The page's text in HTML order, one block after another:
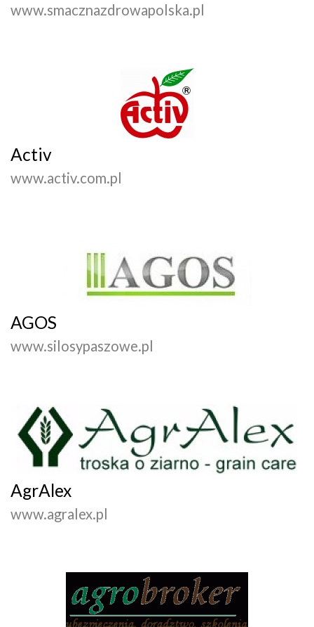
www.smacznazdrowapolska.pl
Activ
www.activ.com.pl
AGOS
www.silosypaszowe.pl
AgrAlex
www.agralex.pl